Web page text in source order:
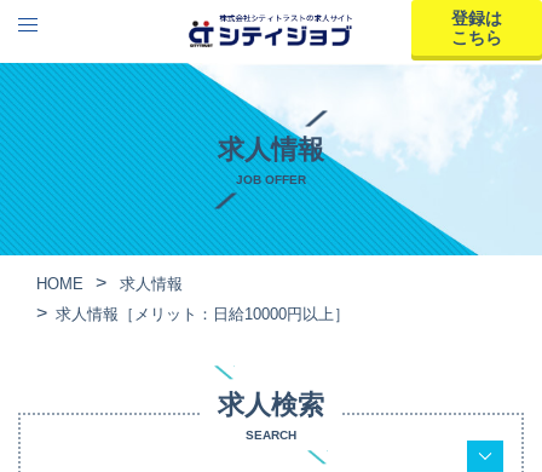
登録は
こちら
求人情報
JOB OFFER
HOME
求人情報
求人情報［メリット：日給10000円以上］
求人検索
SEARCH